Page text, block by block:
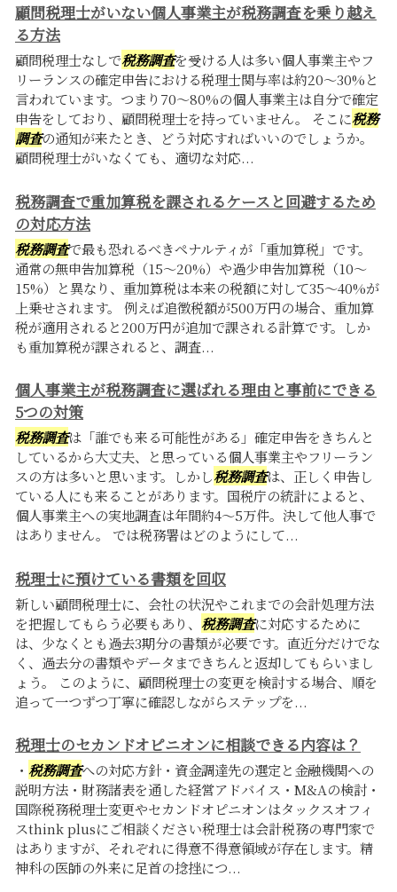
顧問税理士がいない個人事業主が税務調査を乗り越え
る方法
顧問税理士なしで税務調査を受ける人は多い個人事業主やフ
リーランスの確定申告における税理士関与率は約20〜30%と
言われています。つまり70〜80%の個人事業主は自分で確定
申告をしており、顧問税理士を持っていません。 そこに税務
調査の通知が来たとき、どう対応すればいいのでしょうか。
顧問税理士がいなくても、適切な対応...
税務調査で重加算税を課されるケースと回避するため
の対応方法
税務調査で最も恐れるべきペナルティが「重加算税」です。
通常の無申告加算税（15〜20%）や過少申告加算税（10〜
15%）と異なり、重加算税は本来の税額に対して35〜40%が
上乗せされます。 例えば追徴税額が500万円の場合、重加算
税が適用されると200万円が追加で課される計算です。しか
も重加算税が課されると、調査...
個人事業主が税務調査に選ばれる理由と事前にできる
5つの対策
税務調査は「誰でも来る可能性がある」確定申告をきちんと
しているから大丈夫、と思っている個人事業主やフリーラン
スの方は多いと思います。しかし税務調査は、正しく申告し
ている人にも来ることがあります。国税庁の統計によると、
個人事業主への実地調査は年間約4〜5万件。決して他人事で
はありません。 では税務署はどのようにして...
税理士に預けている書類を回収
新しい顧問税理士に、会社の状況やこれまでの会計処理方法
を把握してもらう必要もあり、 税務調査に対応するために
は、少なくとも過去3期分の書類が必要です。直近分だけでな
く、過去分の書類やデータまできちんと返却してもらいまし
ょう。 このように、顧問税理士の変更を検討する場合、順を
追って一つずつ丁寧に確認しながらステップを...
税理士のセカンドオピニオンに相談できる内容は？
・ 税務調査への対応方針・資金調達先の選定と金融機関への
説明方法・財務諸表を通した経営アドバイス・M&Aの検討・
国際税務税理士変更やセカンドオピニオンはタックスオフィ
スthink plusにご相談ください税理士は会計税務の専門家で
はありますが、それぞれに得意不得意領域が存在します。精
神科の医師の外来に足首の捻挫につ...